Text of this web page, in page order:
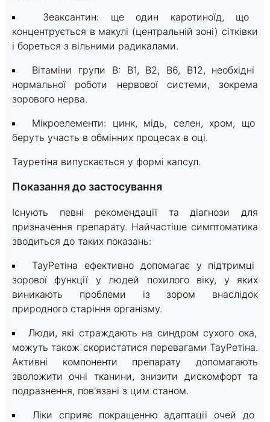
Зеаксантин: ще один каротиноїд, що
концентрується в макулі (центральній зоні) сітківки
і бореться з вільними радикалами.
Вітаміни групи B: B1, B2, B6, B12, необхідні
нормальної роботи нервової системи, зокрема
зорового нерва.
Мікроелементи: цинк, мідь, селен, хром, що
беруть участь в обмінних процесах в оці.
Тауретіна випускається у формі капсул.
Показання до застосування
Існують певні рекомендації та діагнози для
призначення препарату. Найчастіше симптоматика
зводиться до таких показань:
ТауРетіна ефективно допомагає у підтримці
зорової функції у людей похилого віку, у яких
виникають проблеми із зором внаслідок
природного старіння організму.
Люди, які страждають на синдром сухого ока,
можуть також скористатися перевагами ТауРетіна.
Активні компоненти препарату допомагають
зволожити очні тканини, знизити дискомфорт та
подразнення, пов'язані з цим станом.
Ліки сприяє покращенню адаптації очей до